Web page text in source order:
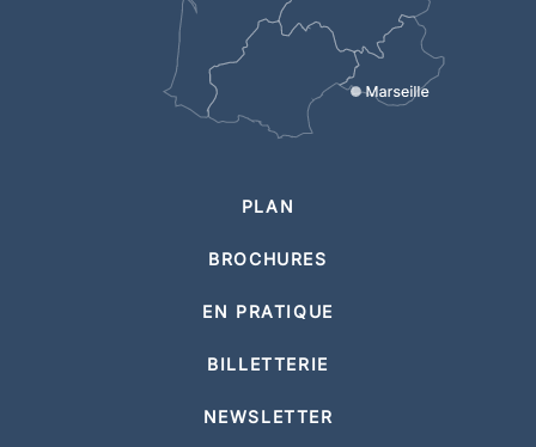
PLAN
BROCHURES
EN PRATIQUE
BILLETTERIE
NEWSLETTER